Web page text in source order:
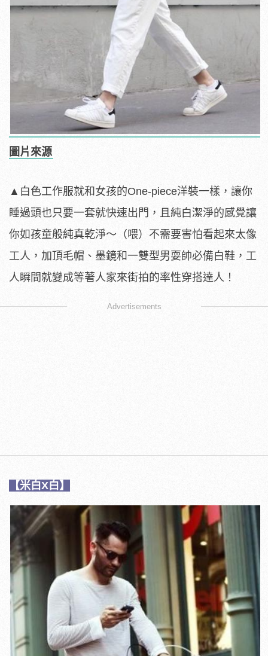
圖片來源
▲白色工作服就和女孩的One-piece洋裝一樣，讓你
睡過頭也只要一套就快速出門，且純白潔淨的感覺讓
你如孩童般純真乾淨～（喂）不需要害怕看起來太像
工人，加頂毛帽、墨鏡和一雙型男耍帥必備白鞋，工
人瞬間就變成等著人家來街拍的率性穿搭達人！
Advertisements
【米白X白】